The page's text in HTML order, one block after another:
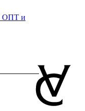
ОПТ и